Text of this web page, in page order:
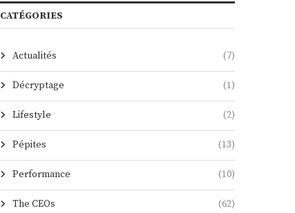
CATÉGORIES
Actualités (7)
Décryptage (1)
Lifestyle (2)
Pépites (13)
Performance (10)
The CEOs (62)